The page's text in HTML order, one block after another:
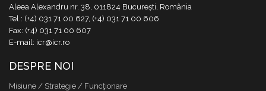
Aleea Alexandru nr. 38, 011824 București, România
Tel.: (+4) 031 71 00 627, (+4) 031 71 00 606
Fax: (+4) 031 71 00 607
E-mail: icr@icr.ro
DESPRE NOI
Misiune / Strategie / Funcţionare